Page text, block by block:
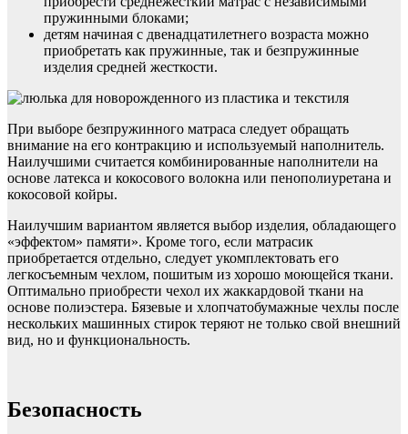
пружинными блоками;
детям начиная с двенадцатилетнего возраста можно
приобретать как пружинные, так и безпружинные
изделия средней жесткости.
При выборе безпружинного матраса следует обращать
внимание на его контракцию и используемый наполнитель.
Наилучшими считается комбинированные наполнители на
основе латекса и кокосового волокна или пенополиуретана и
кокосовой койры.
Наилучшим вариантом является выбор изделия, обладающего
«эффектом» памяти». Кроме того, если матрасик
приобретается отдельно, следует укомплектовать его
легкосъемным чехлом, пошитым из хорошо моющейся ткани.
Оптимально приобрести чехол их жаккардовой ткани на
основе полиэстера. Бязевые и хлопчатобумажные чехлы после
нескольких машинных стирок теряют не только свой внешний
вид, но и функциональность.
Безопасность